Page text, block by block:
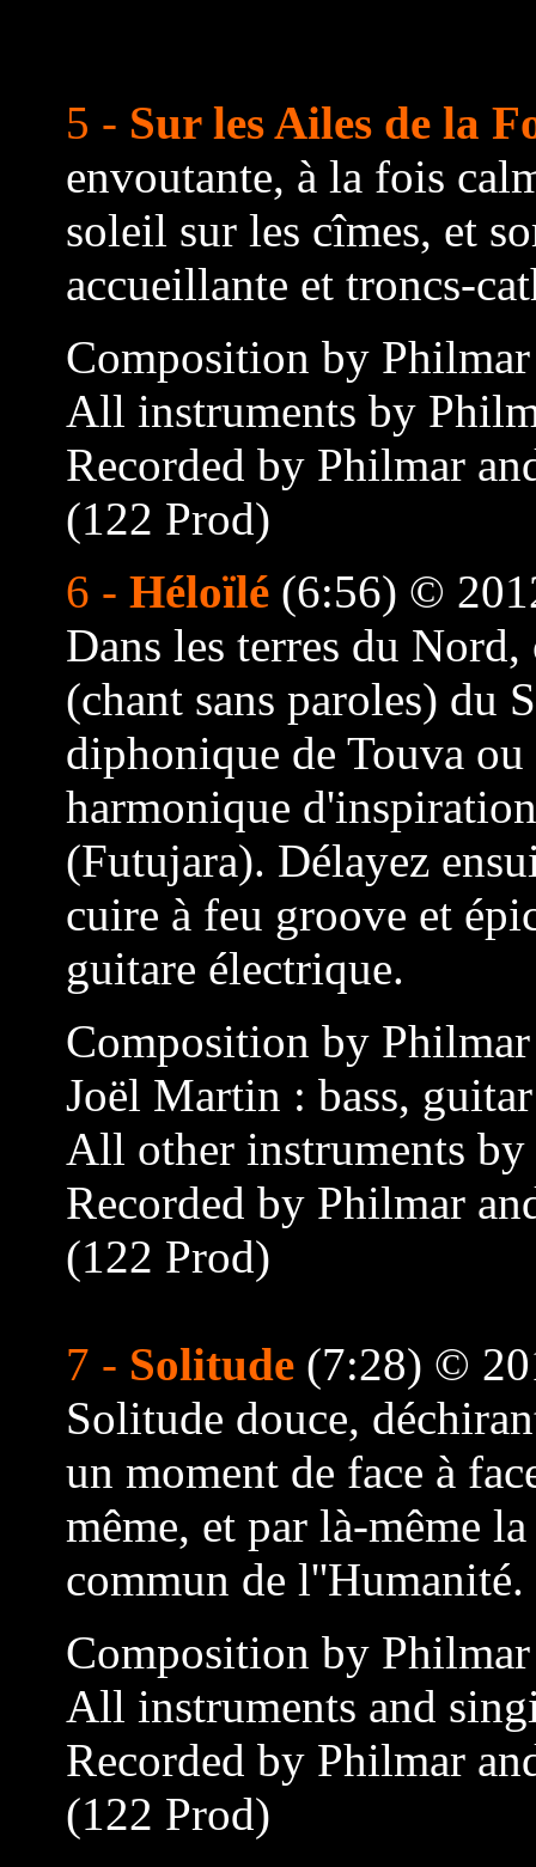
5 - Sur les Ailes de la
envoutante, à la fois
soleil sur les cîmes, et
accueillante et troncs-
Composition by Philmar
All instruments by
Recorded by Philmar
(122 Prod)
6 - Héloïlé (6:56) ©
Dans les terres du
(chant sans paroles) du
diphonique de Touva
harmonique
(Futujara). Délayez
cuire à feu groove et
guitare électrique.
Composition by Philmar
Joël Martin : bass,
All other instruments
Recorded by Philmar
(122 Prod)
7 - Solitude (7:28) ©
Solitude douce,
un moment de face à
même, et par là-même
commun de l''Humanité.
Composition by Philmar
All instruments and
Recorded by Philmar
(122 Prod)